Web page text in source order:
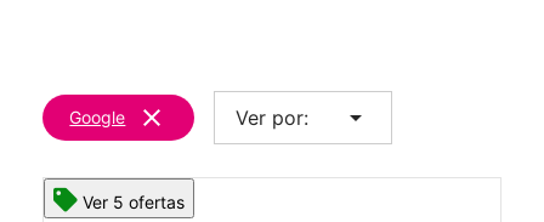
Google clear Ver por: arrow_drop_down
Ver 5 ofertas